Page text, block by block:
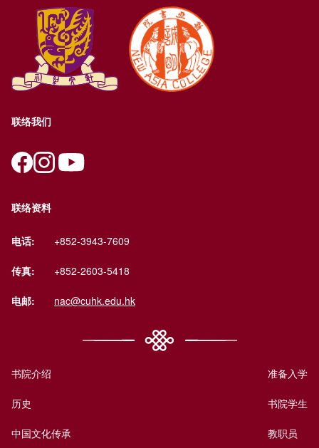
联络我们
联络资料
电话: +852-3943-7609
传真: +852-2603-5418
电邮: nac@cuhk.edu.hk
书院介绍
历史
中国文化传承
准备入学
书院学生
教职员